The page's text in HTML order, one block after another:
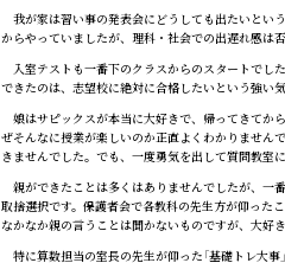
我が家は習い事の発表会にどうしても出たいとい
からやっていましたが、理科・社会での出遅れ感は
入室テストも一番下のクラスからのスタートでし
できたのは、志望校に絶対に合格したいという強い
娘はサピックスが本当に大好きで、帰ってきてか
ぜそんなに授業が楽しいのか正直よくわかりません
きませんでした。でも、一度勇気を出して質問教室
親ができたことは多くはありませんでしたが、一
取捨選択です。保護者会で各教科の先生方が仰った
なかなか親の言うことは聞かないものですが、大好
特に算数担当の室長の先生が仰った「基礎トレ大